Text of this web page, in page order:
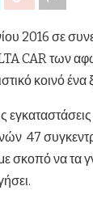
2016 σε
CAR των
κοινό
47
σκοπό να τα